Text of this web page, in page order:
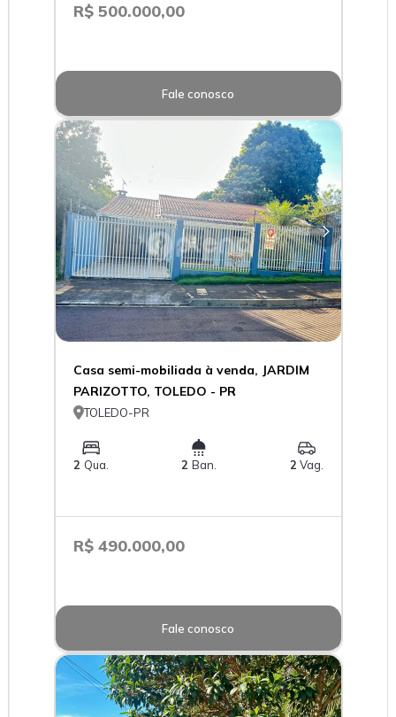
R$ 500.000,00
Fale conosco
Casa semi-mobiliada à venda, JARDIM
PARIZOTTO, TOLEDO - PR
TOLEDO-PR
2 Qua. 2Ban. 2 Vag.
R$ 490.000,00
Fale conosco